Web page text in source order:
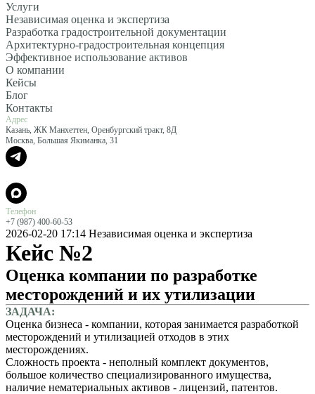
Услуги
Независимая оценка и экспертиза
Разработка градостроительной документации
Архитектурно-градостроительная концепция
Эффективное использование активов
О компании
Кейсы
Блог
Контакты
Адрес
Казань, ЖК Манхеттен, Оренбургский тракт, 8Д
Москва, Большая Якиманка, 31
Телефон
+7 (987) 400-60-53
2026-02-20 17:14 Независимая оценка и экспертиза
Кейс №2
Оценка компании по разработке
месторождений и их утилизации
ЗАДАЧА:
Оценка бизнеса - компании, которая занимается разработкой
месторождений и утилизацией отходов в этих
месторождениях.
Сложность проекта - неполный комплект документов,
большое количество специализированного имущества,
наличие нематериальных активов - лицензий, патентов.